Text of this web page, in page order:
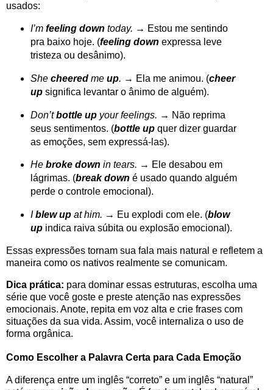
usados:
I’m feeling down today. → Estou me sentindo
pra baixo hoje. (feeling down expressa leve
tristeza ou desânimo).
She cheeredmeup. → Ela me animou. (cheer
upsignifica levantar o ânimo de alguém).
Don’tbottle up your feelings. → Não reprima
seus sentimentos. (bottle up quer dizer guardar
as emoções, sem expressá-las).
He broke down in tears. → Ele desabou em
lágrimas. (break down é usado quando alguém
perde o controle emocional).
Iblew up at him. → Eu explodi com ele. (blow
upindica raiva súbita ou explosão emocional).
Essas expressões tornam sua fala mais natural e refletem a
maneira como os nativos realmente se comunicam.
Dica prática: para dominar essas estruturas, escolha uma
série que você goste e preste atenção nas expressões
emocionais. Anote, repita em voz alta e crie frases com
situações da sua vida. Assim, você internaliza o uso de
forma orgânica.
Como Escolher a Palavra Certa para Cada Emoção
A diferença entre um inglês “correto” e um inglês “natural”